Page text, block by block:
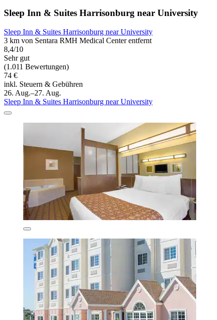
Sleep Inn & Suites Harrisonburg near University
Sleep Inn & Suites Harrisonburg near University
3 km von Sentara RMH Medical Center entfernt
8,4/10
Sehr gut
(1.011 Bewertungen)
74 €
inkl. Steuern & Gebühren
26. Aug.–27. Aug.
Sleep Inn & Suites Harrisonburg near University